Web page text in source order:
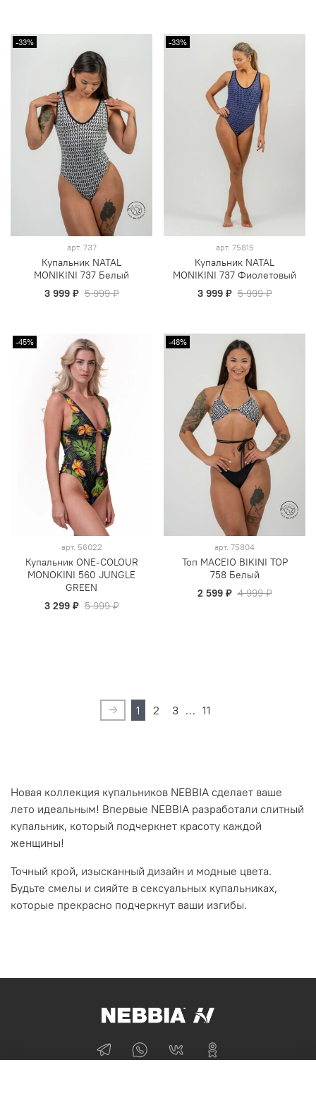
-33%
арт. 737
Купальник NATAL
MONIKINI 737 Белый
3 999 ₽ 5 999 ₽
-33%
арт. 75815
Купальник NATAL
MONIKINI 737 Фиолетовый
3 999 ₽ 5 999 ₽
-45%
арт. 56022
Купальник ONE-COLOUR
MONOKINI 560 JUNGLE
GREEN
3 299 ₽ 5 999 ₽
-48%
арт. 75804
Топ MACEIO BIKINI TOP
758 Белый
2 599 ₽ 4 999 ₽
1 2 3 … 11
Новая коллекция купальников NEBBIA сделает ваше
лето идеальным! Впервые NEBBIA разработали слитный
купальник, который подчеркнет красоту каждой
женщины!
Точный крой, изысканный дизайн и модные цвета.
Будьте смелы и сияйте в сексуальных купальниках,
которые прекрасно подчеркнут ваши изгибы.